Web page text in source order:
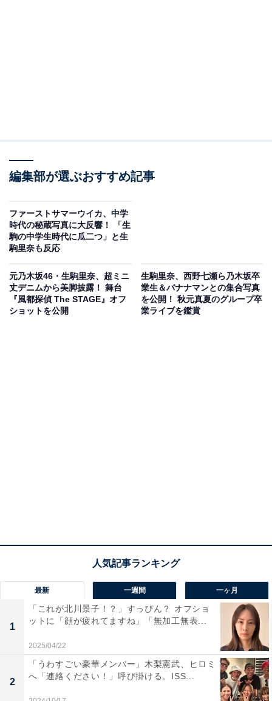
編集部が選ぶおすすめ記事
ファーストサマーウイカ、中学
時代の秘蔵写真に大反響！ 「生
駒の中学生時代に瓜二つ」と生
駒里奈も反応
元乃木坂46・生駒里奈、超ミニ
丈デニムから美脚披露！ 舞台
『風都探偵 The STAGE』オフ
ショットを公開
生駒里奈、西野七瀬ら乃木坂卒
業生＆バナナマンとの集合写真
を公開！ 秋元真夏のグループ卒
業ライブを鑑賞
最新 一週間 一ヶ月
1
「これが北川景子！？」すっぴん？ オフショ
ットに「顔が疲れてますね」「無加工無表...
2025/04/22
2
「うわすごい豪華メンバー」木梨憲武、ヒロミ
へ「連絡ください！」呼び掛ける。ISS...